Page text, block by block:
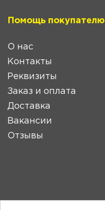
Помощь покупателю
О нас
Контакты
Реквизиты
Заказ и оплата
Доставка
Вакансии
Отзывы